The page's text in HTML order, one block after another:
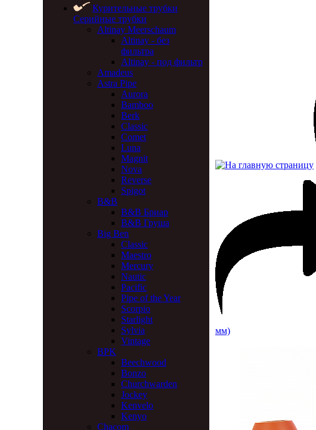
Курительные трубки
Серийные трубки
Altinay Meerschaum
Altinay - без
фильтра
Altinay - под фильтр
Amadeus
Astra Pipe
Aurora
Bamboo
Berk
Classic
Comet
Luna
Magnit
Nova
Reverse
Spigot
B&B
B&B Бриар
B&B Груша
Big Ben
Classic
Maestro
Mercury
Nautic
Pacific
Pipe of the Year
Scorpio
Starlight
Sylvia
Vintage
BPK
Beechwood
Bonzo
Churchwarden
Jockey
Kenvelo
Kenyo
Chacom
мм)